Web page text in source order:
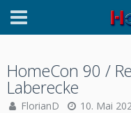
HomeCon 90 /
Laberecke
FlorianD 10. Mai